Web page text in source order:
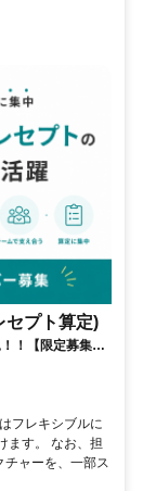
セプト算定)
！【限定募集】
務委託）
フレキシブルに
ます。 なお、担
チャーを、一部ス